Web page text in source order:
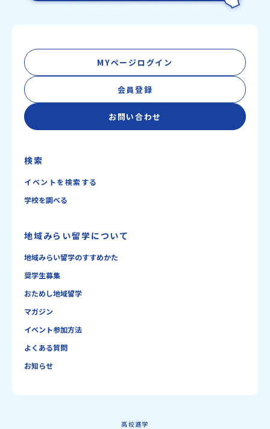
MYページログイン
会員登録
お問い合わせ
検索
イベントを検索する
学校を調べる
地域みらい留学について
地域みらい留学のすすめかた
奨学生募集
おためし地域留学
マガジン
イベント参加方法
よくある質問
お知らせ
高校進学